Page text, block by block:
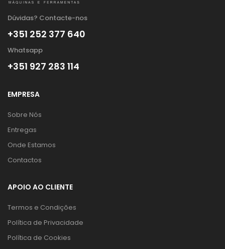
Dúvidas? Contacte-nos
+351 252 377 640
Whatsapp
+351 927 283 114
EMPRESA
Sobre Nós
Entregas
Onde Estamos
Contactos
APOIO AO CLIENTE
Termos e Condições
Política de Privacidade
Política de Cookies